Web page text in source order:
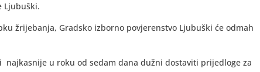
Ljubuški.
žrijebanja, Gradsko izborno povjerenstvo Ljubuški će odmah
u roku od sedam dana dužni dostaviti prijedloge za